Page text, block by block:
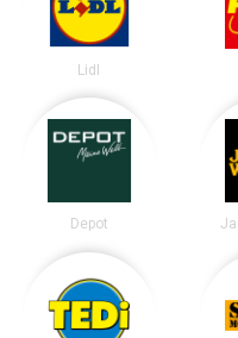
Lidl
Depot